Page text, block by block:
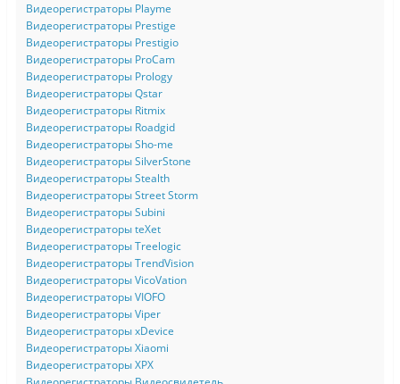
Видеорегистраторы Playme
Видеорегистраторы Prestige
Видеорегистраторы Prestigio
Видеорегистраторы ProCam
Видеорегистраторы Prology
Видеорегистраторы Qstar
Видеорегистраторы Ritmix
Видеорегистраторы Roadgid
Видеорегистраторы Sho-me
Видеорегистраторы SilverStone
Видеорегистраторы Stealth
Видеорегистраторы Street Storm
Видеорегистраторы Subini
Видеорегистраторы teXet
Видеорегистраторы Treelogic
Видеорегистраторы TrendVision
Видеорегистраторы VicoVation
Видеорегистраторы VIOFO
Видеорегистраторы Viper
Видеорегистраторы xDevice
Видеорегистраторы Xiaomi
Видеорегистраторы XPX